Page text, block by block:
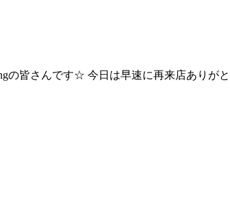
皆さんです☆ 今日は早速に再来店ありが